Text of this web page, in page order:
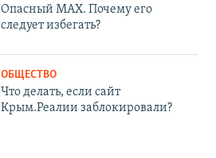
Опасный MAX. Почему его
следует избегать?
ОБЩЕСТВО
Что делать, если сайт
Крым.Реалии заблокировали?